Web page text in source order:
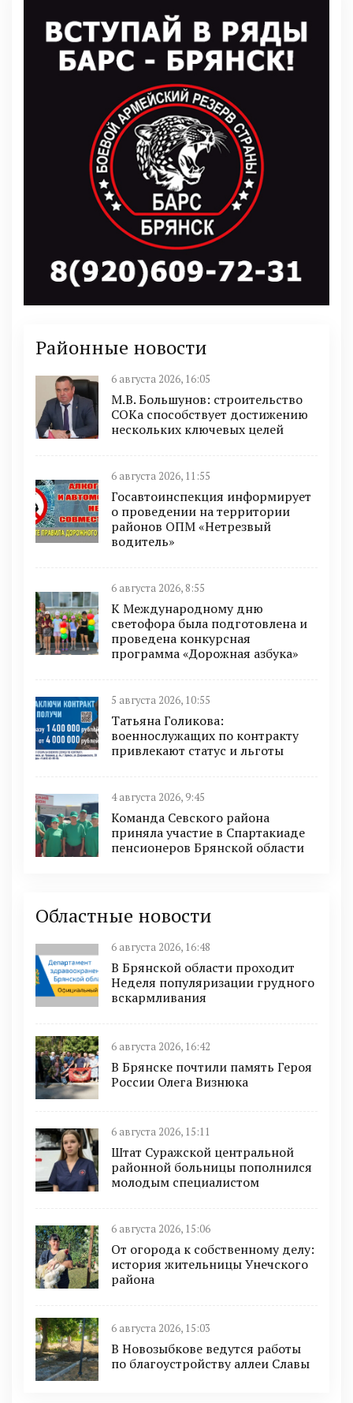
Районные новости
6 августа 2026, 16:05
М.В. Большунов: строительство
СОКа способствует достижению
нескольких ключевых целей
6 августа 2026, 11:55
Госавтоинспекция информирует
о проведении на территории
районов ОПМ «Нетрезвый
водитель»
6 августа 2026, 8:55
К Международному дню
светофора была подготовлена и
проведена конкурсная
программа «Дорожная азбука»
5 августа 2026, 10:55
Татьяна Голикова:
военнослужащих по контракту
привлекают статус и льготы
4 августа 2026, 9:45
Команда Севского района
приняла участие в Спартакиаде
пенсионеров Брянской области
Областные новости
6 августа 2026, 16:48
В Брянской области проходит
Неделя популяризации грудного
вскармливания
6 августа 2026, 16:42
В Брянске почтили память Героя
России Олега Визнюка
6 августа 2026, 15:11
Штат Суражской центральной
районной больницы пополнился
молодым специалистом
6 августа 2026, 15:06
От огорода к собственному делу:
история жительницы Унечского
района
6 августа 2026, 15:03
В Новозыбкове ведутся работы
по благоустройству аллеи Славы